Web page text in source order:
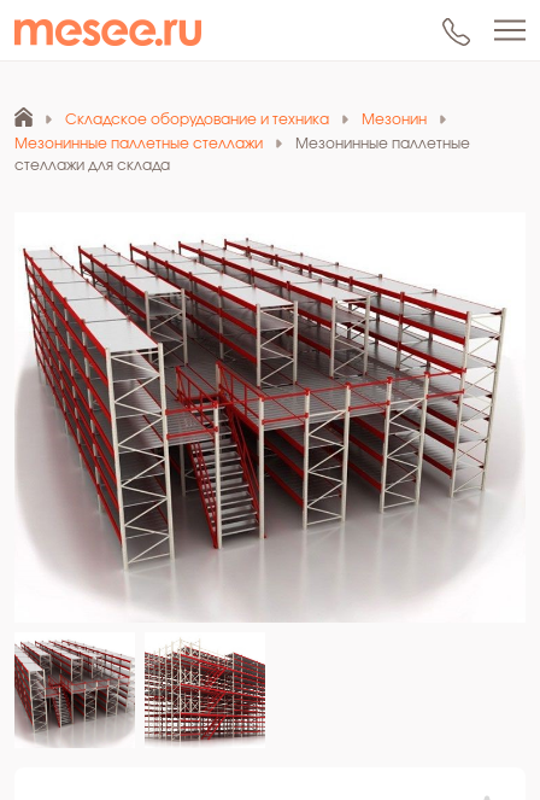
Складское оборудование и техника
Мезонин
Мезонинные паллетные стеллажи
Мезонинные паллетные
стеллажи для склада